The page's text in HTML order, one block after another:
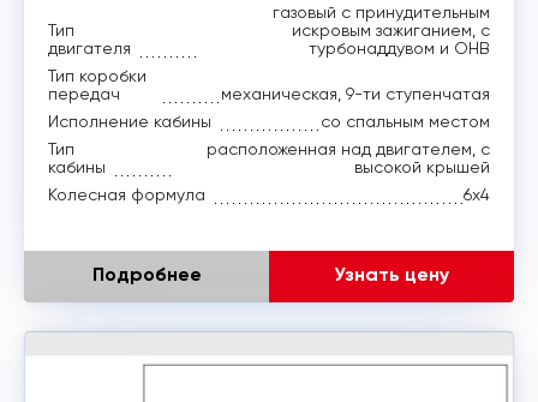
Тип
двигателя
газовый с принудительным
искровым зажиганием, с
турбонаддувом и ОНВ
Тип коробки
передач
механическая, 9-ти ступенчатая
Исполнение кабины
со спальным местом
Тип
кабины
расположенная над двигателем, с
высокой крышей
Колесная формула
6х4
Подробнее Узнать цену